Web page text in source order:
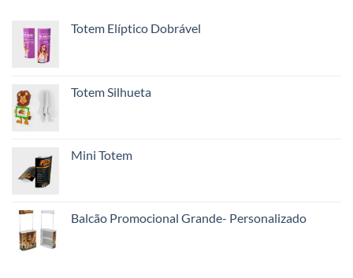
Totem Elíptico Dobrável
Totem Silhueta
Mini Totem
Balcão Promocional Grande- Personalizado